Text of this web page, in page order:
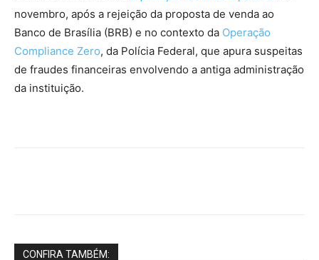
novembro, após a rejeição da proposta de venda ao
Banco de Brasília (BRB) e no contexto da Operação
Compliance Zero, da Polícia Federal, que apura suspeitas
de fraudes financeiras envolvendo a antiga administração
da instituição.
CONFIRA TAMBÉM: